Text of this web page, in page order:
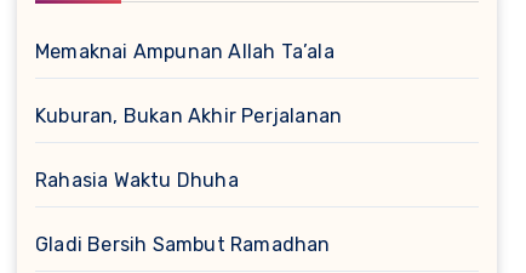
Memaknai Ampunan Allah Ta’ala
Kuburan, Bukan Akhir Perjalanan
Rahasia Waktu Dhuha
Gladi Bersih Sambut Ramadhan